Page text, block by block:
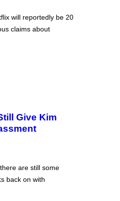
will reportedly be 20
claims about
Give Kim
are still some
back on with